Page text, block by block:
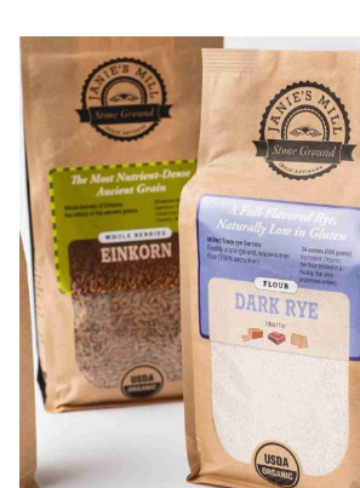
Il mulino di Janie